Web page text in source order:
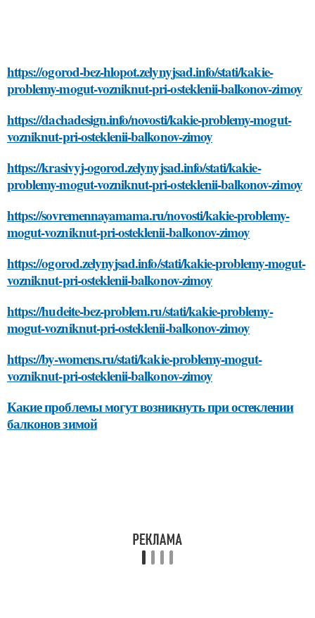
https://ogorod-bez-hlopot.zelynyjsad.info/stati/kakie-
problemy-mogut-vozniknut-pri-osteklenii-balkonov-zimoy
https://dachadesign.info/novosti/kakie-problemy-mogut-
vozniknut-pri-osteklenii-balkonov-zimoy
https://krasivyj-ogorod.zelynyjsad.info/stati/kakie-
problemy-mogut-vozniknut-pri-osteklenii-balkonov-zimoy
https://sovremennayamama.ru/novosti/kakie-problemy-
mogut-vozniknut-pri-osteklenii-balkonov-zimoy
https://ogorod.zelynyjsad.info/stati/kakie-problemy-mogut-
vozniknut-pri-osteklenii-balkonov-zimoy
https://hudeite-bez-problem.ru/stati/kakie-problemy-
mogut-vozniknut-pri-osteklenii-balkonov-zimoy
https://by-womens.ru/stati/kakie-problemy-mogut-
vozniknut-pri-osteklenii-balkonov-zimoy
Какие проблемы могут возникнуть при остеклении
балконов зимой